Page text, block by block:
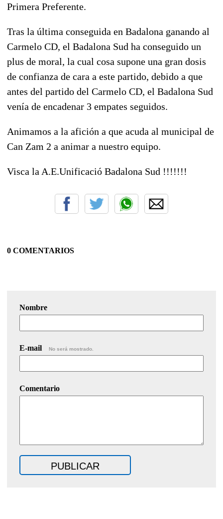
Primera Preferente.
Tras la última conseguida en Badalona ganando al
Carmelo CD, el Badalona Sud ha conseguido un
plus de moral, la cual cosa supone una gran dosis
de confianza de cara a este partido, debido a que
antes del partido del Carmelo CD, el Badalona Sud
venía de encadenar 3 empates seguidos.
Animamos a la afición a que acuda al municipal de
Can Zam 2 a animar a nuestro equipo.
Visca la A.E.Unificació Badalona Sud !!!!!!!
0 COMENTARIOS
Nombre
E-mail No será mostrado.
Comentario